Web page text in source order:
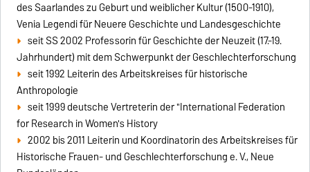
des Saarlandes zu Geburt und weiblicher Kultur (1500-1910),
Venia Legendi für Neuere Geschichte und Landesgeschichte
seit SS 2002 Professorin für Geschichte der Neuzeit (17.-19.
Jahrhundert) mit dem Schwerpunkt der Geschlechterforschung
seit 1992 Leiterin des Arbeitskreises für histo­rische
Anthropologie
seit 1999 deutsche Vertreterin der "International Federation
for Re­search in Women's History
2002 bis 2011 Leiterin und Koordinatorin des Arbeitskreises für
Historische Frauen- und Ge­schlech­ter­forschung e. V., Neue